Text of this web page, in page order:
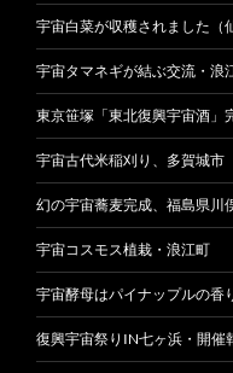
宇宙白菜が収穫されました（
宇宙タマネギが結ぶ交流・浪
東京笹塚「東北復興宇宙酒」
宇宙古代米稲刈り、多賀城市
幻の宇宙蕎麦完成、福島県川
宇宙コスモス植栽・浪江町
宇宙酵母はパイナップルの
復興宇宙祭りIN七ヶ浜・開催